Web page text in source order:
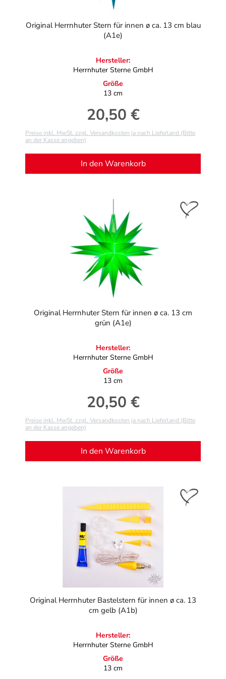
Original Herrnhuter Stern für innen ø ca. 13 cm blau
(A1e)
Hersteller:
Herrnhuter Sterne GmbH
Größe
13 cm
Regulärer Preis:
20,50 €
Preise inkl. MwSt. zzgl. Versandkosten ja nach Lieferland (Bitte
an der Kasse angeben)
In den Warenkorb
Original Herrnhuter Stern für innen ø ca. 13 cm
grün (A1e)
Hersteller:
Herrnhuter Sterne GmbH
Größe
13 cm
Regulärer Preis:
20,50 €
Preise inkl. MwSt. zzgl. Versandkosten ja nach Lieferland (Bitte
an der Kasse angeben)
In den Warenkorb
Original Herrnhuter Bastelstern für innen ø ca. 13
cm gelb (A1b)
Hersteller:
Herrnhuter Sterne GmbH
Größe
13 cm